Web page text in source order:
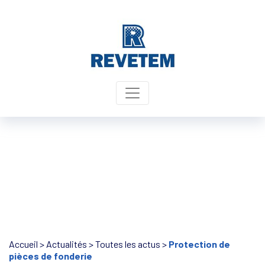
Accueil > Actualités >Toutes les actus > Protection de
pièces de fonderie